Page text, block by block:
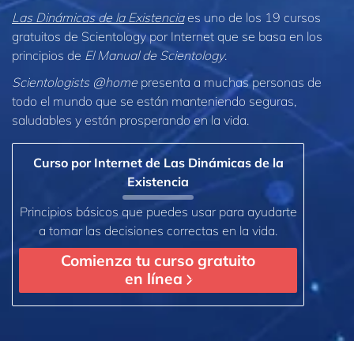
Las Dinámicas de la Existenciaes uno de los 19 cursos
gratuitos de Scientology por Internet que se basa en los
principios de El Manual de Scientology.
Scientologists @home presenta a muchas personas de
todo el mundo que se están manteniendo seguras,
saludables y están prosperando en la vida.
Curso por Internet de Las Dinámicas de la
Existencia
Principios básicos que puedes usar para ayudarte
a tomar las decisiones correctas en la vida.
Comienza tu curso gratuito
en línea